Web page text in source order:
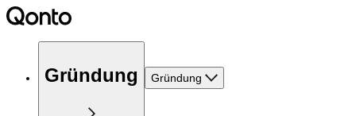
Gründung Gründung